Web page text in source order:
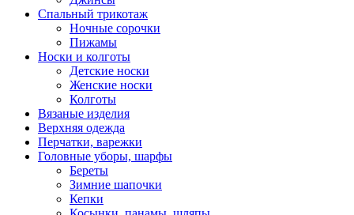
Спальный трикотаж
Ночные сорочки
Пижамы
Носки и колготы
Детские носки
Женские носки
Колготы
Вязаные изделия
Верхняя одежда
Перчатки, варежки
Головные уборы, шарфы
Береты
Зимние шапочки
Кепки